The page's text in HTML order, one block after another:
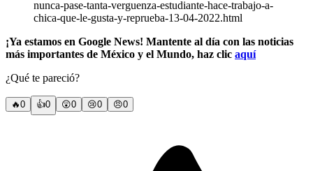
nunca-pase-tanta-verguenza-estudiante-hace-trabajo-a-
chica-que-le-gusta-y-reprueba-13-04-2022.html
¡Ya estamos en Google News! Mantente al día con las noticias
más importantes de México y el Mundo, haz clic aquí
¿Qué te pareció?
🔥0 👍0 😲0 😢0 😠0